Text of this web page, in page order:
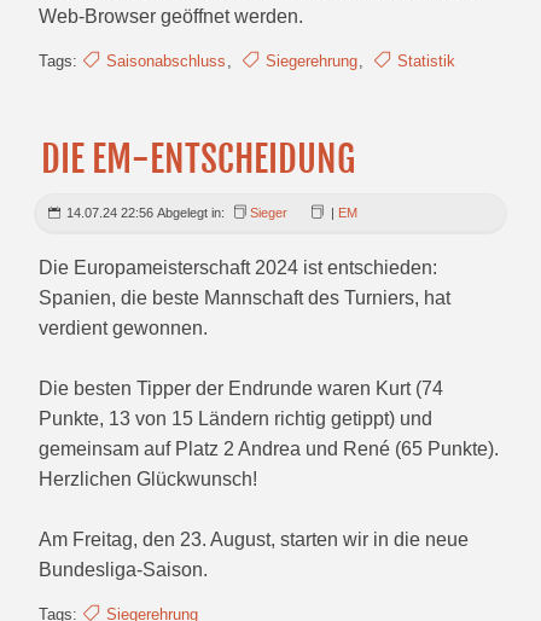
Web-Browser geöffnet werden.
Tags: Saisonabschluss , Siegerehrung, Statistik
DIE EM-ENTSCHEIDUNG
14.07.24 22:56 Abgelegt in: Sieger EM
Die Europameisterschaft 2024 ist entschieden:
Spanien, die beste Mannschaft des Turniers, hat
verdient gewonnen.
Die besten Tipper der Endrunde waren Kurt (74
Punkte, 13 von 15 Ländern richtig getippt) und
gemeinsam auf Platz 2 Andrea und René (65 Punkte).
Herzlichen Glückwunsch!
Am Freitag, den 23. August, starten wir in die neue
Bundesliga-Saison.
Tags: Siegerehrung